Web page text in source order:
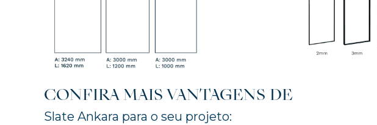
CONFIRA MAIS VANTAGENS DE
Slate Ankara para o seu projeto: